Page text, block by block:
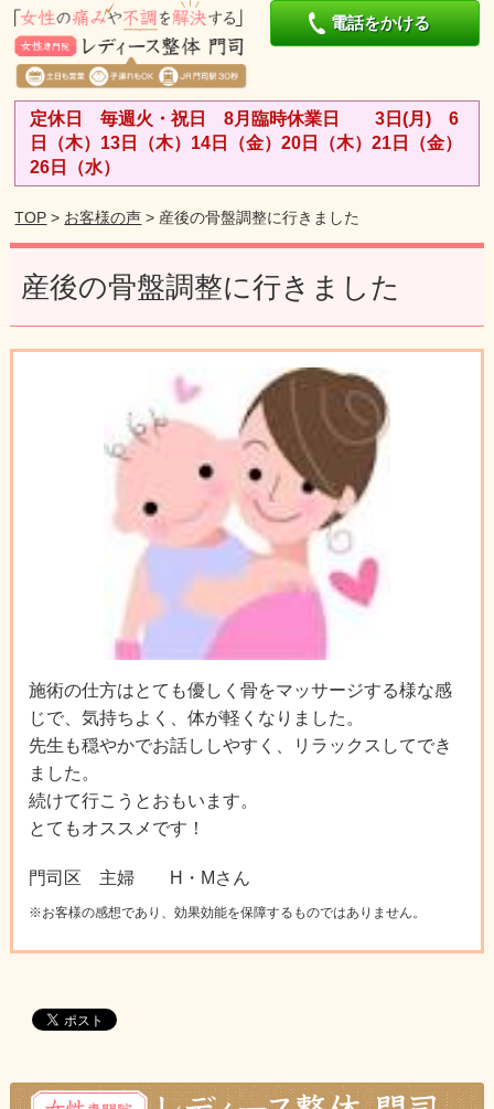
電話をかける
定休日 毎週火・祝日 8月臨時休業日 3日(月) 6
日（木）13日（木）14日（金）20日（木）21日（金）
26日（水）
TOP > お客様の声 > 産後の骨盤調整に行きました
産後の骨盤調整に行きました
施術の仕方はとても優しく骨をマッサージする様な感
じで、気持ちよく、体が軽くなりました。
先生も穏やかでお話ししやすく、リラックスしてでき
ました。
続けて行こうとおもいます。
とてもオススメです！
門司区 主婦 H・Mさん
※お客様の感想であり、効果効能を保障するものではありません。